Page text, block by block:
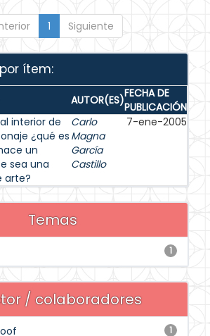
1 Siguiente
ítem:
AUTOR(ES)FECHA DE
PUBLICACIÓN
interior de
¿qué es
un
sea una
arte?
Carlo
Magna
García
Castillo
7-ene-2005
Temas
1
/ colaboradores
1